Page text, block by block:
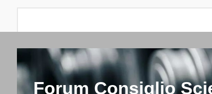
Forum Consiglio